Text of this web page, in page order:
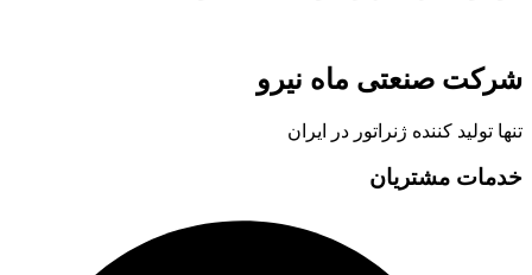
شرکت صنعتی ماه نیرو
تنها تولید کننده ژنراتور در ایران
خدمات مشتریان